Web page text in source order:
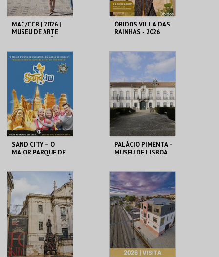
MAC/CCB | 2026 |
MUSEU DE ARTE
ARQUITETURA
CCB
MAIS INFO
COMPRAR
ÓBIDOS VILLA DAS
RAINHAS - 2026
CERCA CASTELO DE
ÓBIDOS
MAIS INFO
COMPRAR
SAND CITY – O
MAIOR PARQUE DE
SAND CITY
MAIS INFO
COMPRAR
PALÁCIO PIMENTA -
MUSEU DE LISBOA
ML - PALÁCIO
PIMENTA
MAIS INFO
COMPRAR